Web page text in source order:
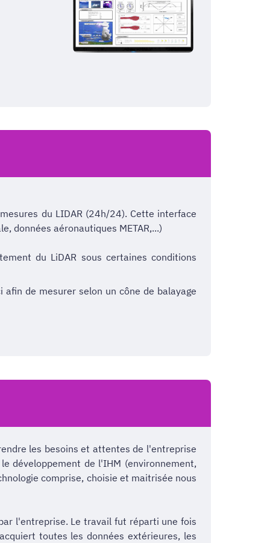
du LIDAR (24h/24). Cette interface
données aéronautiques METAR,...)
du LiDAR sous certaines conditions
de mesurer selon un cône de balayage
les besoins et attentes de l'entreprise
développement de l'IHM (environnement,
comprise, choisie et maitrisée nous
l'entreprise. Le travail fut réparti une fois
toutes les données extérieures, les